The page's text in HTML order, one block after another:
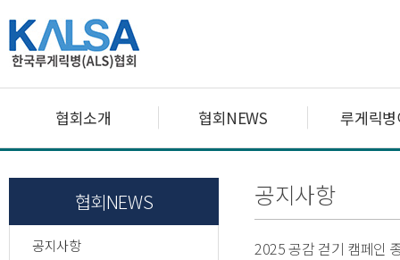
협회소개 협회NEWS 루게릭
협회NEWS
공지사항
공지사항
2025 공감 걷기 캠페인